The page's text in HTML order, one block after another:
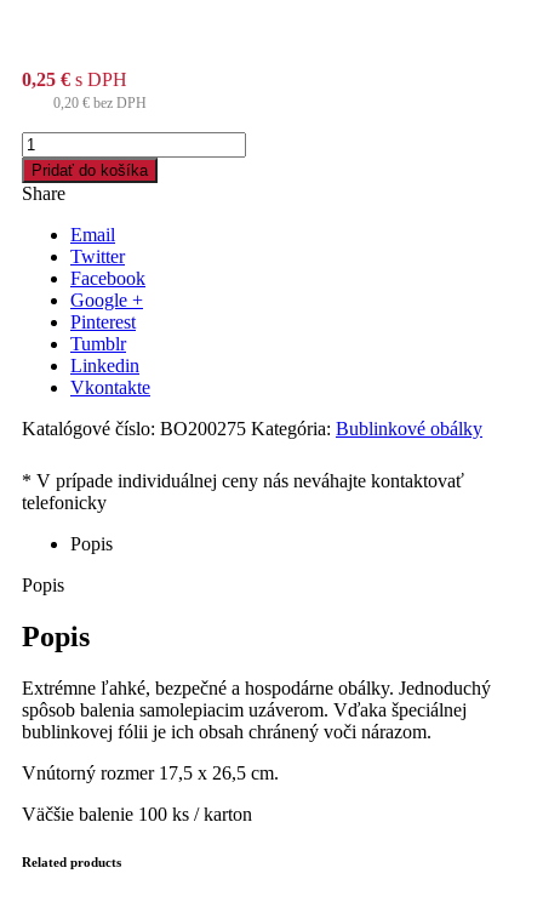
0,25 € s DPH
0,20 € bez DPH
množstvo
Obálka
bublinková
200
Pridať do košíka
Share
Email
Twitter
Facebook
Google +
Pinterest
Tumblr
Linkedin
Vkontakte
Katalógové číslo: BO200275 Kategória: Bublinkové obálky
Popis
Popis
Popis
Extrémne ľahké, bezpečné a hospodárne obálky. Jednoduchý
spôsob balenia samolepiacim uzáverom. Vďaka špeciálnej
bublinkovej fólii je ich obsah chránený voči nárazom.
Vnútorný rozmer 17,5 x 26,5 cm.
Väčšie balenie 100 ks / karton
Related products